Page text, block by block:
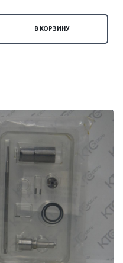
В КОРЗИНУ